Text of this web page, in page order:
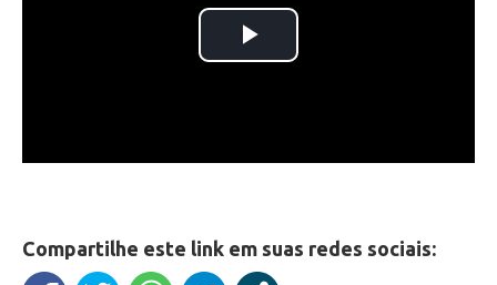
Compartilhe este link em suas redes sociais: